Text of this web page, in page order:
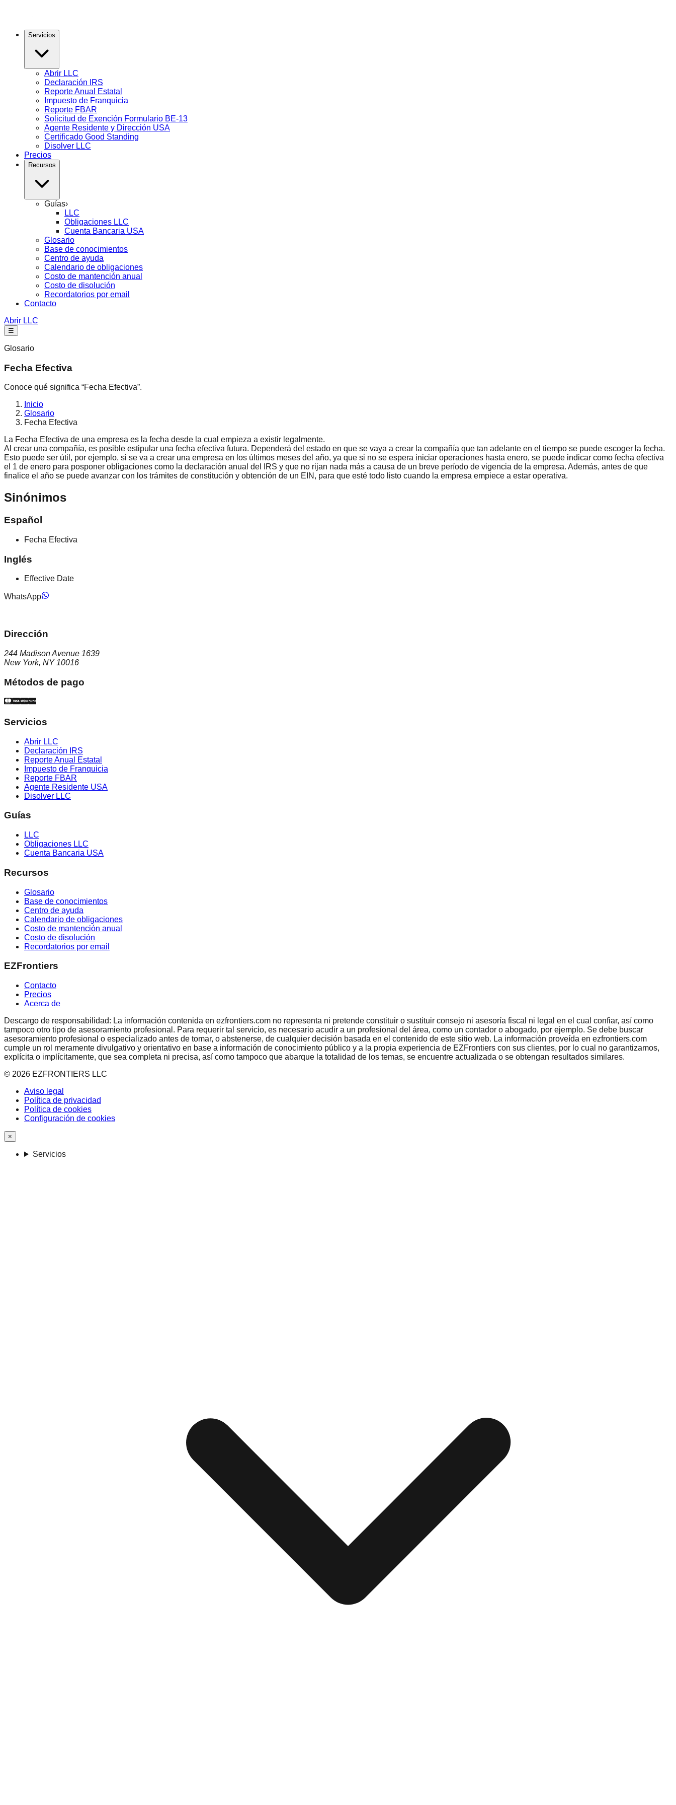
Servicios
Abrir LLC
Declaración IRS
Reporte Anual Estatal
Impuesto de Franquicia
Reporte FBAR
Solicitud de Exención Formulario BE-13
Agente Residente y Dirección USA
Certificado Good Standing
Disolver LLC
Precios
Recursos
Guías›
LLC
Obligaciones LLC
Cuenta Bancaria USA
Glosario
Base de conocimientos
Centro de ayuda
Calendario de obligaciones
Costo de mantención anual
Costo de disolución
Recordatorios por email
Contacto
Abrir LLC
☰
Glosario
Fecha Efectiva
Conoce qué significa “Fecha Efectiva”.
Inicio
Glosario
Fecha Efectiva
La Fecha Efectiva de una empresa es la fecha desde la cual empieza a existir legalmente.
Al crear una compañía, es posible estipular una fecha efectiva futura. Dependerá del estado en que se vaya a crear la compañía que tan adelante en el tiempo se puede escoger la fecha.
Esto puede ser útil, por ejemplo, si se va a crear una empresa en los últimos meses del año, ya que si no se espera iniciar operaciones hasta enero, se puede indicar como fecha efectiva
el 1 de enero para posponer obligaciones como la declaración anual del IRS y que no rijan nada más a causa de un breve período de vigencia de la empresa. Además, antes de que
finalice el año se puede avanzar con los trámites de constitución y obtención de un EIN, para que esté todo listo cuando la empresa empiece a estar operativa.
Sinónimos
Español
Fecha Efectiva
Inglés
Effective Date
WhatsApp
Dirección
244 Madison Avenue 1639
New York, NY 10016
Métodos de pago
Servicios
Abrir LLC
Declaración IRS
Reporte Anual Estatal
Impuesto de Franquicia
Reporte FBAR
Agente Residente USA
Disolver LLC
Guías
LLC
Obligaciones LLC
Cuenta Bancaria USA
Recursos
Glosario
Base de conocimientos
Centro de ayuda
Calendario de obligaciones
Costo de mantención anual
Costo de disolución
Recordatorios por email
EZFrontiers
Contacto
Precios
Acerca de
Descargo de responsabilidad: La información contenida en ezfrontiers.com no representa ni pretende constituir o sustituir consejo ni asesoría fiscal ni legal en el cual confiar, así como
tampoco otro tipo de asesoramiento profesional. Para requerir tal servicio, es necesario acudir a un profesional del área, como un contador o abogado, por ejemplo. Se debe buscar
asesoramiento profesional o especializado antes de tomar, o abstenerse, de cualquier decisión basada en el contenido de este sitio web. La información proveída en ezfrontiers.com
cumple un rol meramente divulgativo y orientativo en base a información de conocimiento público y a la propia experiencia de EZFrontiers con sus clientes, por lo cual no garantizamos,
explícita o implícitamente, que sea completa ni precisa, así como tampoco que abarque la totalidad de los temas, se encuentre actualizada o se obtengan resultados similares.
© 2026 EZFRONTIERS LLC
Aviso legal
Política de privacidad
Política de cookies
Configuración de cookies
×
Servicios